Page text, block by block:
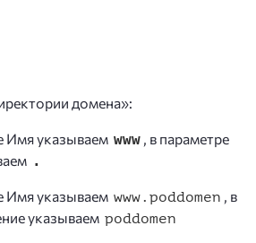
домена»:
Имя указываем www , в параметре
.
Имя указываем www.poddomen
, в
указываем poddomen